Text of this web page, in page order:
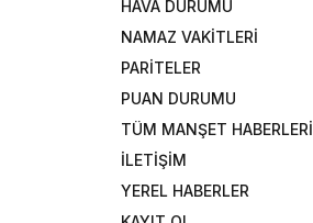
HAVA DURUMU
NAMAZ VAKİTLERİ
PARİTELER
PUAN DURUMU
TÜM MANŞET HABERLERİ
İLETİŞİM
YEREL HABERLER